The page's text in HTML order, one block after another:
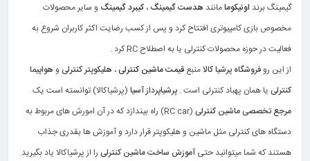
گیمینگ برند اونیکومامانند هدست گیمینگ ، کیبرد گیمینگ و سایر محصولات
مخصوص بازی کامپیوتری افتتاح کرد و پس از کسب رضایت اکثر کاربران شروع به
فعالیت در حوزه محصولات کنترلی یا به اصطلاح RC کرد .
از این روفروشگاه پرشیا کالامنبع قیمت ماشین کنترلی، هلیکوپتر کنترلی و هواپیما
کنترلی یا همان پهباد کنترلی است . پرشیاپرداز آسیا (پرشیاکالا) توانسته است یک
مرجع تخصصی ماشین کنترلی
(RC car) راه بیندازد که در آن امورش های مربوط به
دستگاه های کنترلی مثل ماشین و هلیکوپتر قرار دارد و آموزش ها بقدری جذاب
هستند که شما میتوانید حتی آموزش ساخت ماشین کنترلی را از پرشیاکالا یاد بگیرید.